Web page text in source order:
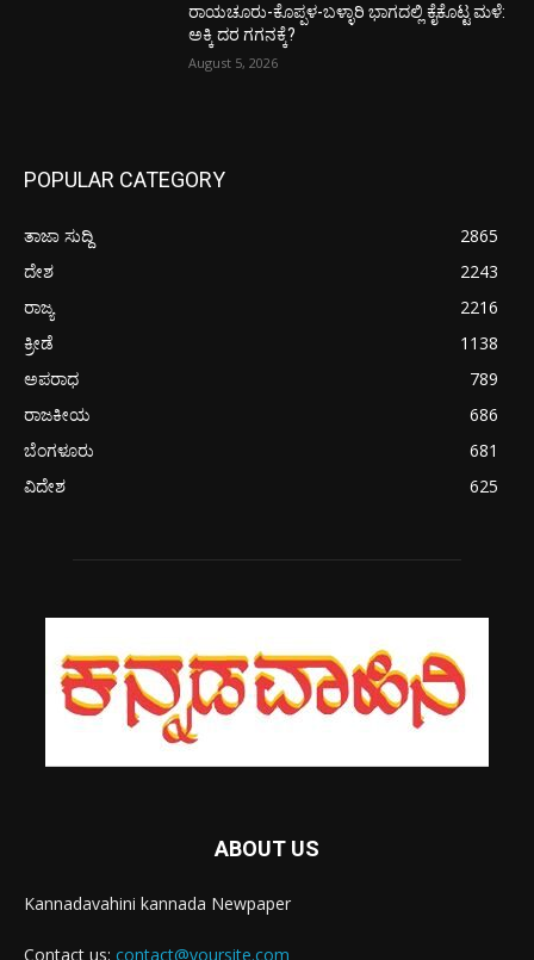
ರಾಯಚೂರು-ಕೊಪ್ಪಳ-ಬಳ್ಳಾರಿ ಭಾಗದಲ್ಲಿ ಕೈಕೊಟ್ಟ ಮಳೆ:
ಅಕ್ಕಿ ದರ ಗಗನಕ್ಕೆ?
August 5, 2026
POPULAR CATEGORY
ತಾಜಾ ಸುದ್ದಿ
2865
ದೇಶ
2243
ರಾಜ್ಯ
2216
ಕ್ರೀಡೆ
1138
ಅಪರಾಧ
789
ರಾಜಕೀಯ
686
ಬೆಂಗಳೂರು
681
ವಿದೇಶ
625
ABOUT US
Kannadavahini kannada Newpaper
Contact us: contact@yoursite.com